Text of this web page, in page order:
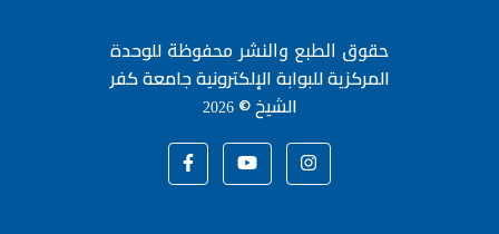
حقوق الطبع والنشر محفوظة للوحدة
المركزية للبوابة الإلكترونية جامعة كفر
الشيخ ©2026